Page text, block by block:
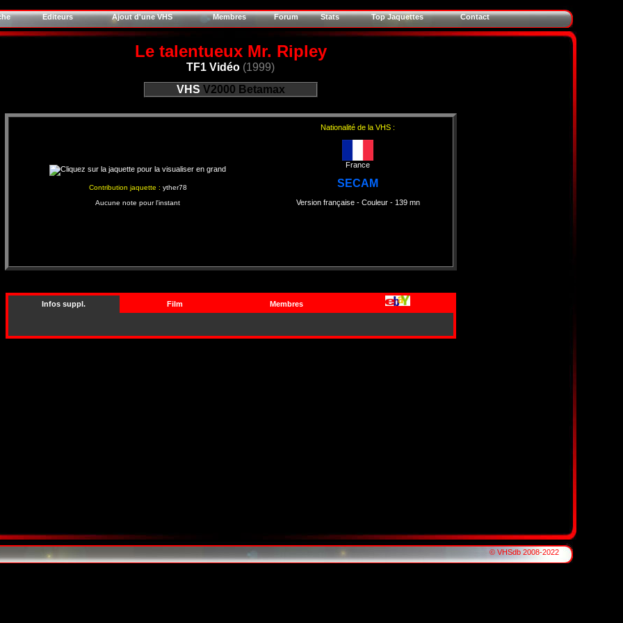
Editeurs Ajout d'une VHS Membres Forum Stats Top Jaquettes Contact
Le talentueux Mr. Ripley
TF1 Vidéo (1999)
VHS V2000 Betamax
Contribution jaquette : yther78
Aucune note pour l'instant
Nationalité de la VHS :
France
SECAM
Version française- Couleur- 139 mn
Infos suppl. Film Membres
© VHSdb 2008-2022